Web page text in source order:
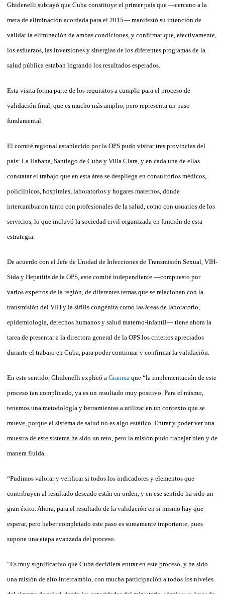
Ghidenelli subrayó que Cuba constituye el primer país que —cercano a la
meta de eliminación acordada para el 2015— manifestó su intención de
validar la eliminación de ambas condiciones, y confirmar que, efectivamente,
los esfuerzos, las inversiones y sinergias de los diferentes programas de la
salud pública estaban logrando los resultados esperados.
Esta visita forma parte de los requisitos a cumplir para el proceso de
validación final, que es mucho más amplio, pero representa un paso
fundamental.
El comité regional establecido por la OPS pudo visitar tres provincias del
país: La Habana, Santiago de Cuba y Villa Clara, y en cada una de ellas
constatar el trabajo que en esta área se despliega en consultorios médicos,
policlínicos, hospitales, laboratorios y hogares maternos, donde
intercambiaron tanto con profesionales de la salud, como con usuarios de los
servicios, lo que incluyó la sociedad civil organizada en función de esta
estrategia.
De acuerdo con el Jefe de Unidad de In­fec­ciones de Transmisión Sexual, VIH-
Sida y He­pa­titis de la OPS, este comité independiente —com­puesto por
varios expertos de la re­gión, de dife­rentes temas que se relacionan con la
transmisión del VIH y la sífilis congénita como las áreas de laboratorio,
epidemiología, derechos humanos y salud materno-infantil— tiene aho­ra la
tarea de presentar a la directora general de la OPS los criterios apreciados
durante el trabajo en Cuba, para poder continuar y confirmar la validación.
En este sentido, Ghidenelli explicó a Granma que “la implementación de este
proceso tan complicado, ya es un resultado muy positivo. Para el mismo,
tenemos una metodología y herramientas a utilizar en un contexto que se
mueve, porque el sistema de salud no es algo estático. Entrar y poder ver una
muestra de es­te sistema ha sido un reto, pero la misión pudo trabajar bien y de
manera fluida.
“Pudimos valorar y verificar si todos los in­dicadores y elementos que
contribuyen al re­sultado deseado están en orden, y en ese sentido ha sido un
gran éxito. Ahora, para el resultado de la validación en sí mismo hay que
esperar, pero haber completado este paso es sumamente importante, pues
supone una eta­pa avanzada del proceso.
“Es muy significativo que Cuba decidiera entrar en este proceso, y ha sido
una misión de alto intercambio, con mucha participación a todos los niveles